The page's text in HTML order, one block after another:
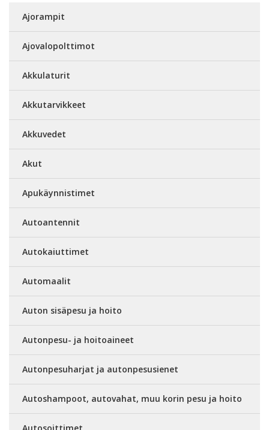
Ajorampit
Ajovalopolttimot
Akkulaturit
Akkutarvikkeet
Akkuvedet
Akut
Apukäynnistimet
Autoantennit
Autokaiuttimet
Automaalit
Auton sisäpesu ja hoito
Autonpesu- ja hoitoaineet
Autonpesuharjat ja autonpesusienet
Autoshampoot, autovahat, muu korin pesu ja hoito